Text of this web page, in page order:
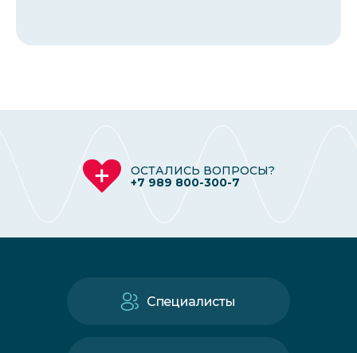
ОСТАЛИСЬ ВОПРОСЫ?
+7 989 800-300-7
Специалисты